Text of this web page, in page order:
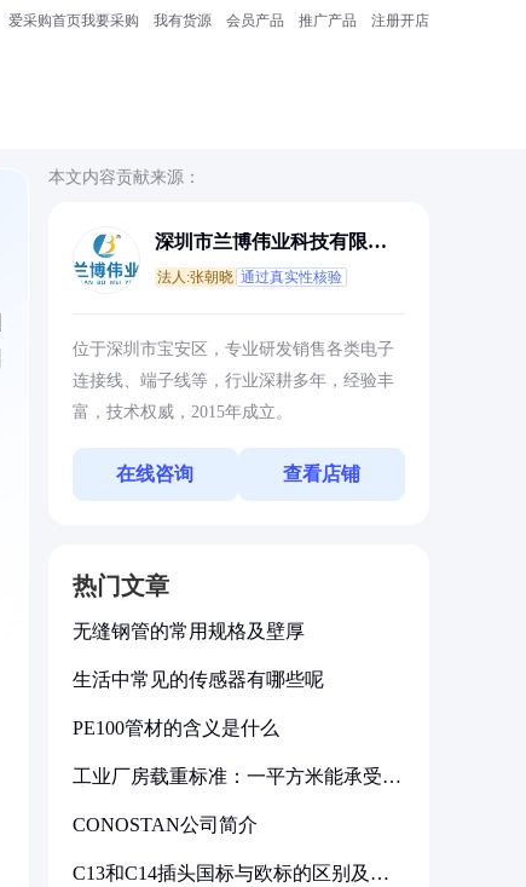
爱采购首页我要采购 我有货源 会员产品 推广产品 注册开店
本文内容贡献来源：
深圳市兰博伟业科技有限公
法人:张朝晓 通过真实性核验
位于深圳市宝安区，专业研发销售各类电子
连接线、端子线等，行业深耕多年，经验丰
富，技术权威，2015年成立。
在线咨询 查看店铺
热门文章
无缝钢管的常用规格及壁厚
生活中常见的传感器有哪些呢
PE100管材的含义是什么
工业厂房载重标准：一平方米能承受多
CONOSTAN公司简介
C13和C14插头国标与欧标的区别及其